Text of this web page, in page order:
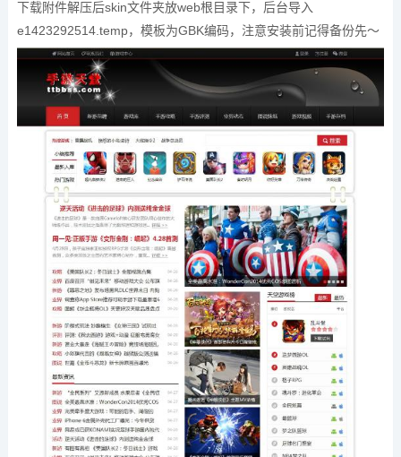
下载附件解压后skin文件夹放web根目录下，后台导入
e1423292514.temp，模板为GBK编码，注意安装前记得备份先～